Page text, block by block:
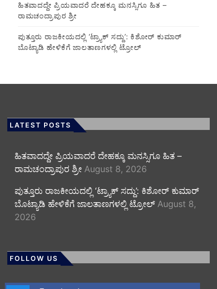
ಹಿತವಾದದ್ದೇ ಪ್ರಿಯವಾದರೆ ದೇಹಕ್ಕೂ ಮನಸ್ಸಿಗೂ ಹಿತ –
ರಾಮಚಂದ್ರಾಪುರ ಶ್ರೀ
ಪುತ್ತೂರು ರಾಜಕೀಯದಲ್ಲಿ ‘ಟ್ರ್ಯಾಕ್ ಸದ್ದು’: ಕಿಶೋರ್ ಕುಮಾರ್
ಬೊಟ್ಯಾಡಿ ಹೇಳಿಕೆಗೆ ಜಾಲತಾಣಗಳಲ್ಲಿ ಟ್ರೋಲ್
LATEST POSTS
ಹಿತವಾದದ್ದೇ ಪ್ರಿಯವಾದರೆ ದೇಹಕ್ಕೂ ಮನಸ್ಸಿಗೂ ಹಿತ –
ರಾಮಚಂದ್ರಾಪುರ ಶ್ರೀ August 8, 2026
ಪುತ್ತೂರು ರಾಜಕೀಯದಲ್ಲಿ ‘ಟ್ರ್ಯಾಕ್ ಸದ್ದು’: ಕಿಶೋರ್ ಕುಮಾರ್
ಬೊಟ್ಯಾಡಿ ಹೇಳಿಕೆಗೆ ಜಾಲತಾಣಗಳಲ್ಲಿ ಟ್ರೋಲ್ August 8,
2026
FOLLOW US